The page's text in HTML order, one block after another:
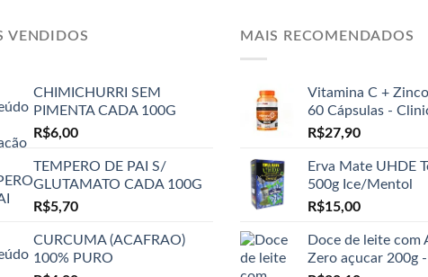
VENDIDOS
CHIMICHURRI SEM
PIMENTA CADA 100G
R$6,00
TEMPERO DE PAI S/
GLUTAMATO CADA 100G
R$5,70
CURCUMA (ACAFRAO)
100% PURO
MAIS RECOMENDADOS
Vitamina C +
60 Cápsulas -
R$27,90
Erva Mate UHDE
500g Ice/Mentol
R$15,00
Doce de leite com
Zero açucar 200g